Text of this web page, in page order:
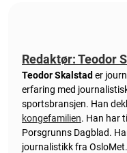
Redaktør: Teodor
Teodor Skalstad er
erfaring med
sportsbransjen. Han
kongefamilien. Han har
Porsgrunns Dagblad.
journalistikk fra